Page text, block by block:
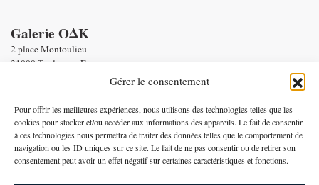
Gérer le consentement
Pour offrir les meilleures expériences, nous utilisons des technologies telles que les
cookies pour stocker et/ou accéder aux informations des appareils. Le fait de consentir
à ces technologies nous permettra de traiter des données telles que le comportement de
navigation ou les ID uniques sur ce site. Le fait de ne pas consentir ou de retirer son
consentement peut avoir un effet négatif sur certaines caractéristiques et fonctions.
Galerie OΔK
2 place Montoulieu
31000 Toulouse - France
+33 6 58 56 86 19
-Conditions générales de vente
-Mentions légales
Paiement par